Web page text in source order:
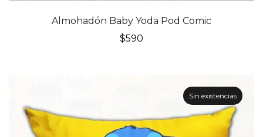
Almohadón Baby Yoda Pod Comic
$590
Sin existencias